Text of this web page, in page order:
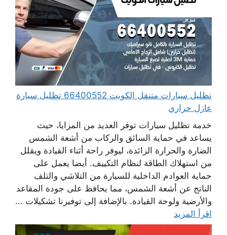
تظليل سيارات متنقل الكويت 66400552 تظليل سيارة
عازل حراري
خدمة تظليل سيارات توفر العديد من المزايا، حيث
يساعد في حماية السائق والركاب من أشعة الشمس
الضارة والحرارة الزائدة، ليوفر راحة أثناء القيادة ويقلل
من استهلاك الطاقة لنظام التكييف. أيضا يعمل على
حماية العوادم الداخلية للسيارة من التلاشي والتلف
الناتج عن أشعة الشمس، مما يحافظ على جودة المقاعد
والأرضية ولوحة القيادة. بالإضافة إلى توفيرنا تشكيلات ...
اقرأ المزيد